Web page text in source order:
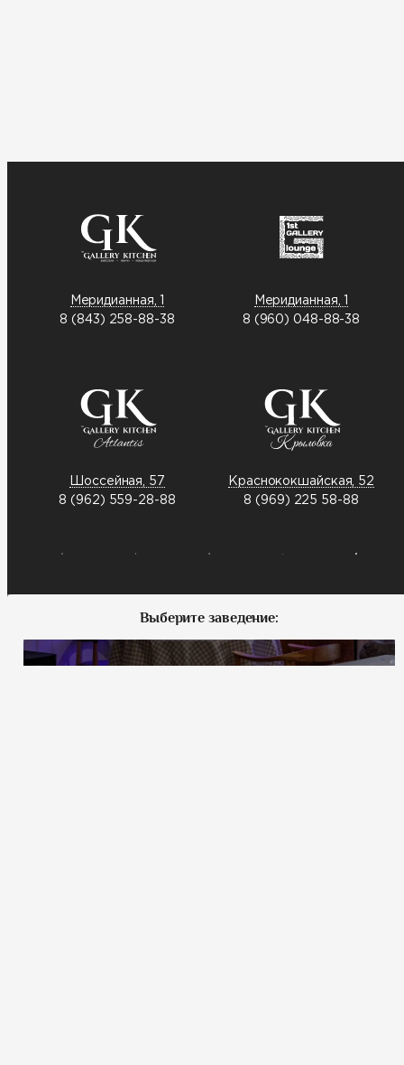
Меридианная, 1
8 (843) 258-88-38
Меридианная, 1
8 (960) 048-88-38
Шоссейная, 57
8 (962) 559-28-88
Краснококшайская, 52
8 (969) 225 58-88
Выберите заведение: